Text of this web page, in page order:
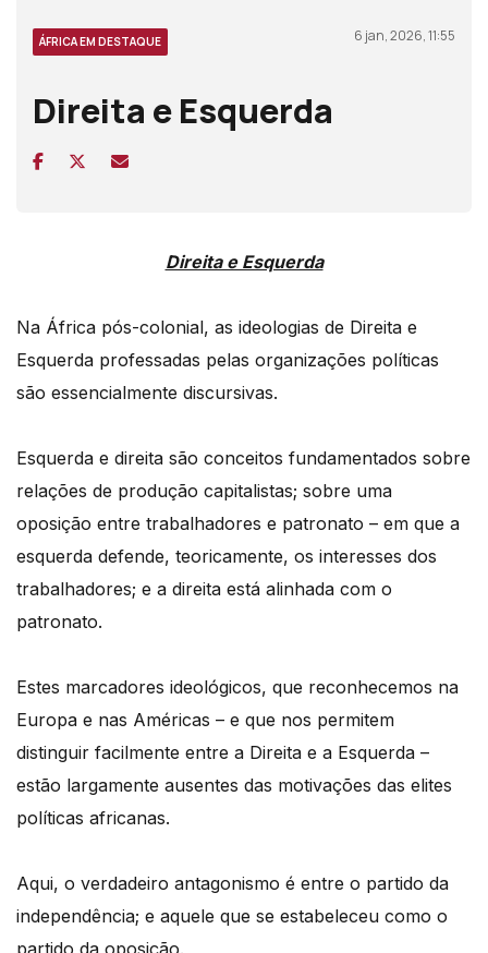
ÁFRICA EM DESTAQUE 6 jan, 2026, 11:55
Direita e Esquerda
Direita e Esquerda
Na África pós-colonial, as ideologias de Direita e
Esquerda professadas pelas organizações políticas
são essencialmente discursivas.
Esquerda e direita são conceitos fundamentados sobre
relações de produção capitalistas; sobre uma
oposição entre trabalhadores e patronato – em que a
esquerda defende, teoricamente, os interesses dos
trabalhadores; e a direita está alinhada com o
patronato.
Estes marcadores ideológicos, que reconhecemos na
Europa e nas Américas – e que nos permitem
distinguir facilmente entre a Direita e a Esquerda –
estão largamente ausentes das motivações das elites
políticas africanas.
Aqui, o verdadeiro antagonismo é entre o partido da
independência; e aquele que se estabeleceu como o
partido da oposição.